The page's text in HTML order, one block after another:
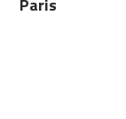
Paris